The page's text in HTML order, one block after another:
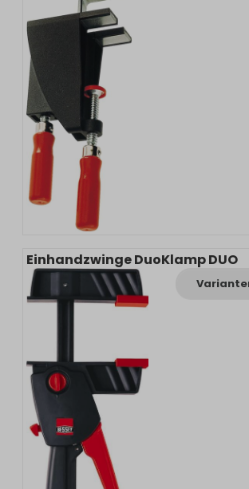
Einhandzwinge DuoKlamp DUO